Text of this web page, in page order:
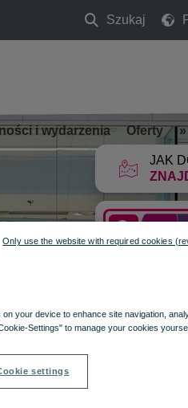
Szukaj
Szukaj
JAK
i wydarzenia Oferty »
your device to enhance site navigation,
Settings" to manage your cookies
settings
Only use the website with required cookies